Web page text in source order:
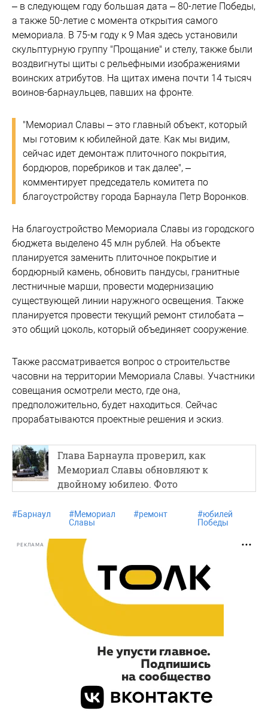
– в следующем году большая дата – 80-летие Победы,
а также 50-летие с момента открытия самого
мемориала. В 75-м году к 9 Мая здесь установили
скульптурную группу "Прощание" и стелу, также были
воздвигнуты щиты с рельефными изображениями
воинских атрибутов. На щитах имена почти 14 тысяч
воинов-барнаульцев, павших на фронте.
"Мемориал Славы – это главный объект, который
мы готовим к юбилейной дате. Как мы видим,
сейчас идет демонтаж плиточного покрытия,
бордюров, поребриков и так далее", –
комментирует председатель комитета по
благоустройству города Барнаула Петр Воронков.
На благоустройство Мемориала Славы из городского
бюджета выделено 45 млн рублей. На объекте
планируется заменить плиточное покрытие и
бордюрный камень, обновить пандусы, гранитные
лестничные марши, провести модернизацию
существующей линии наружного освещения. Также
планируется провести текущий ремонт стилобата –
это общий цоколь, который объединяет сооружение.
Также рассматривается вопрос о строительстве
часовни на территории Мемориала Славы. Участники
совещания осмотрели место, где она,
предположительно, будет находиться. Сейчас
прорабатываются проектные решения и эскиз.
Глава Барнаула проверил, как
Мемориал Славы обновляют к
двойному юбилею. Фото
#Барнаул #Мемориал
Славы
#ремонт #юбилей
Победы
РЕКЛАМА